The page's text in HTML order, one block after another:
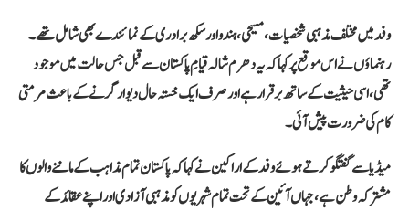
وفد میں مختلف مذہبی شخصیات، مسیحی، ہندو اور سکھ برادری کے نمائندے بھی شامل تھے۔
رہنماؤں نے اس موقع پر کہا کہ یہ دھرم شالہ قیامِ پاکستان سے قبل جس حالت میں موجود
تھی، اسی حیثیت کے ساتھ برقرار ہے اور صرف ایک خستہ حال دیوار گرنے کے باعث مرمتی
کام کی ضرورت پیش آئی۔
میڈیا سے گفتگو کرتے ہوئے وفد کے اراکین نے کہا کہ پاکستان تمام مذاہب کے ماننے والوں کا
مشترکہ وطن ہے، جہاں آئین کے تحت تمام شہریوں کو مذہبی آزادی اور اپنے عقائد کے